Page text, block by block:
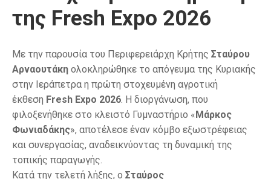
της Fresh Expo 2026
Με την παρουσία του Περιφερειάρχη Κρήτης Σταύρου
Αρναουτάκη ολοκληρώθηκε το απόγευμα της Κυριακής
στην Ιεράπετρα η πρώτη στοχευμένη αγροτική
έκθεση Fresh Expo 2026. Η διοργάνωση, που
φιλοξενήθηκε στο κλειστό Γυμναστήριο « Μάρκος
Φωνιαδάκης», αποτέλεσε έναν κόμβο εξωστρέφειας
και συνεργασίας, αναδεικνύοντας τη δυναμική της
τοπικής παραγωγής.
Κατά την τελετή λήξης, ο Σταύρος